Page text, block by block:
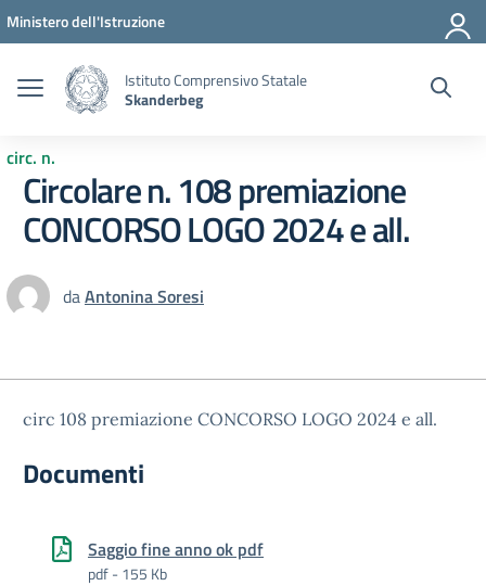
Vai ai contenuti
Vai al menu di navigazione
Vai al footer
Ministero dell'Istruzione
Istituto Comprensivo Statale
Skanderbeg
circ. n.
Circolare n. 108 premiazione
CONCORSO LOGO 2024 e all.
daAntonina Soresi
circ 108 premiazione CONCORSO LOGO 2024 e all.
Documenti
Saggio fine anno ok pdf
pdf - 155 Kb